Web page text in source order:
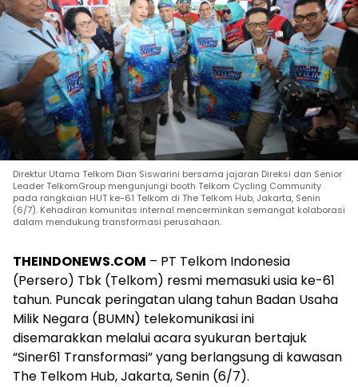
Direktur Utama Telkom Dian Siswarini bersama jajaran Direksi dan Senior
Leader TelkomGroup mengunjungi booth Telkom Cycling Community
pada rangkaian HUT ke-61 Telkom di The Telkom Hub, Jakarta, Senin
(6/7). Kehadiran komunitas internal mencerminkan semangat kolaborasi
dalam mendukung transformasi perusahaan.
THEINDONEWS.COM – PT Telkom Indonesia
(Persero) Tbk (Telkom) resmi memasuki usia ke-61
tahun. Puncak peringatan ulang tahun Badan Usaha
Milik Negara (BUMN) telekomunikasi ini
disemarakkan melalui acara syukuran bertajuk
“Siner61 Transformasi” yang berlangsung di kawasan
The Telkom Hub, Jakarta, Senin (6/7).